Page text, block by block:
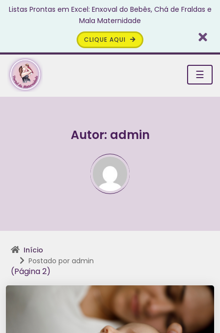
Listas Prontas em Excel: Enxoval do Bebês, Chá de Fraldas e
Mala Maternidade
CLIQUE AQUI
☰
Autor: admin
Início
Postado por admin
(Página 2)